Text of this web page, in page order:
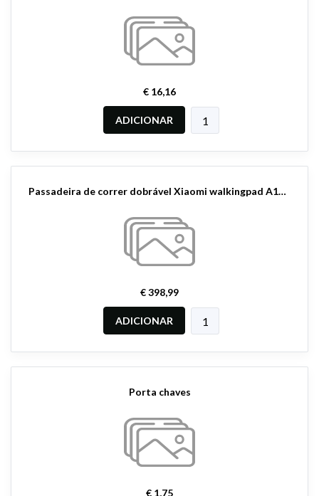
€ 16,16
ADICIONAR
Passadeira de correr dobrável Xiaomi walkingpad A1Pro
€ 398,99
ADICIONAR
Porta chaves
€ 1,75